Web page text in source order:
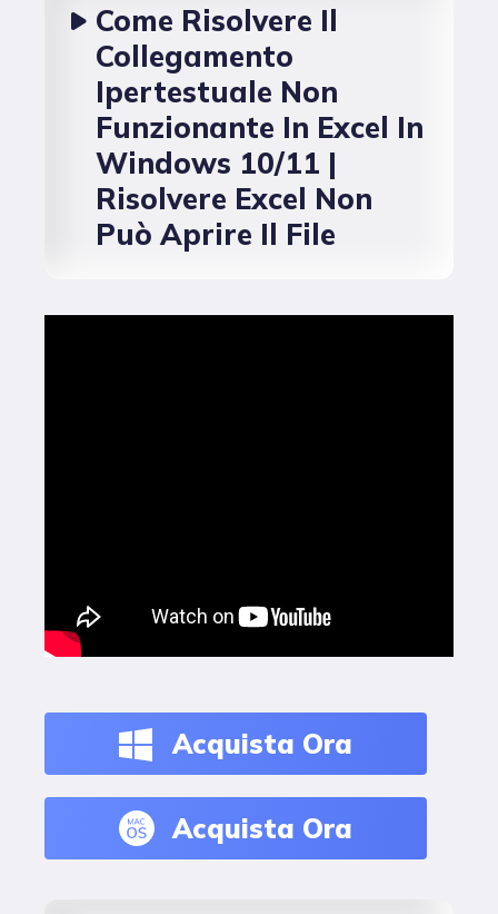
Come Risolvere Il
Collegamento
Ipertestuale Non
Funzionante In Excel In
Windows 10/11 |
Risolvere Excel Non
Può Aprire Il File
Acquista Ora
Acquista Ora